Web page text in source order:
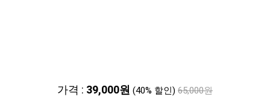
가격 : 39,000원 (40% 할인) 65,000원